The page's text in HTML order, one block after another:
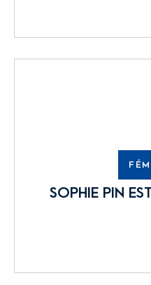
SOPHIE PIN